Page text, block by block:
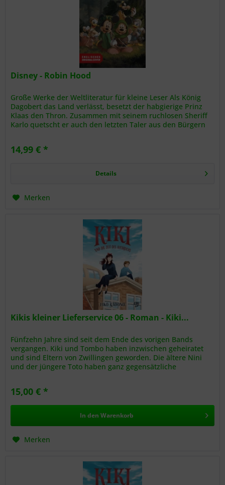
Disney - Robin Hood
Große Werke der Weltliteratur für kleine Leser Als König
Dagobert das Land verlässt, besetzt der habgierige Prinz
Klaas den Thron. Zusammen mit seinem ruchlosen Sheriff
Karlo quetscht er auch den letzten Taler aus den Bürgern
14,99 € *
Details
Merken
Kikis kleiner Lieferservice 06 - Roman - Kiki...
Fünfzehn Jahre sind seit dem Ende des vorigen Bands
vergangen. Kiki und Tombo haben inzwischen geheiratet
und sind Eltern von Zwillingen geworden. Die ältere Nini
und der jüngere Toto haben ganz gegensätzliche
15,00 € *
In den Warenkorb
Merken